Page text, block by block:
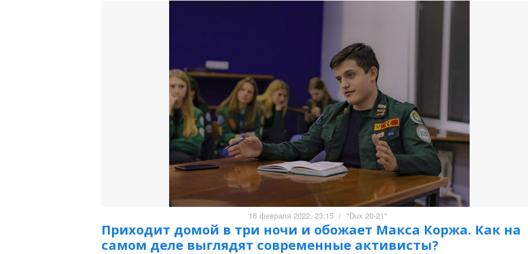
16 февраля 2022, 23:15 / "Dux 20-21"
Приходит домой в три ночи и обожает Макса Коржа. Как на
самом деле выглядят современные активисты?